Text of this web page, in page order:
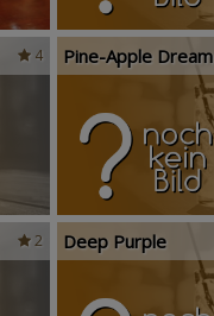
4 Pine-Apple Dream
2 Deep Purple